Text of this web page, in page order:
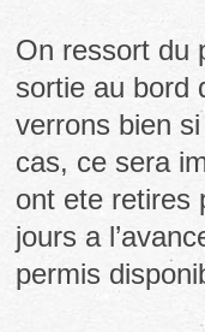
On ressort du
sortie au bord
verrons bien
cas, ce sera
ont ete retires
jours a
permis